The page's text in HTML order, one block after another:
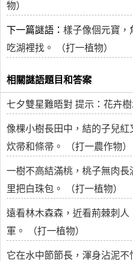
物）
下一篇謎語： 樣子像個元寶，
吃湖裡找。 （打一植物）
相關謎語題目和答案
七夕雙星難晤對 提示：花卉樹
像棵小樹長田中，結的子兒
炊帚和條帚。 （打一農作物）
一樹不高結滿桃，桃子無肉
里把白珠包。 （打一植物）
遠看林木森森，近看荊棘刺
軍。 （打一植物）
它在水中節節長，渾身沾泥